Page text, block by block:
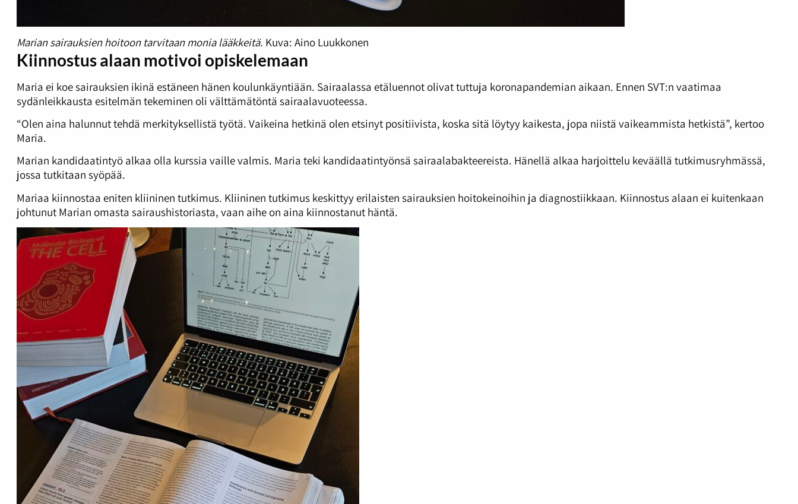
Marian sairauksien hoitoon tarvitaan monia lääkkeitä. Kuva: Aino Luukkonen
Kiinnostus alaan motivoi opiskelemaan
Maria ei koe sairauksien ikinä estäneen hänen koulunkäyntiään. Sairaalassa etäluennot olivat tuttuja koronapandemian aikaan. Ennen SVT:n vaatimaa
sydänleikkausta esitelmän tekeminen oli välttämätöntä sairaalavuoteessa.
“Olen aina halunnut tehdä merkityksellistä työtä. Vaikeina hetkinä olen etsinyt positiivista, koska sitä löytyy kaikesta, jopa niistä vaikeammista hetkistä”, kertoo
Maria.
Marian kandidaatintyö alkaa olla kurssia vaille valmis. Maria teki kandidaatintyönsä sairaalabakteereista. Hänellä alkaa harjoittelu keväällä tutkimusryhmässä,
jossa tutkitaan syöpää.
Mariaa kiinnostaa eniten kliininen tutkimus. Kliininen tutkimus keskittyy erilaisten sairauksien hoitokeinoihin ja diagnostiikkaan. Kiinnostus alaan ei kuitenkaan
johtunut Marian omasta sairaushistoriasta, vaan aihe on aina kiinnostanut häntä.